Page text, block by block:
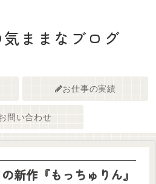
ままなブログ
お仕事の実績
問い合わせ
新作『もっちゅりん』